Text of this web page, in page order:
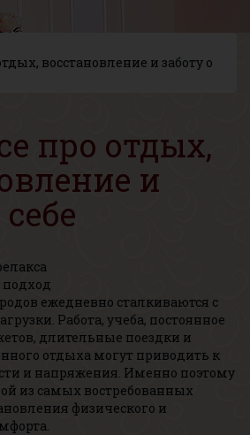
восстановление и заботу о
про отдых,
и
ежедневно сталкиваются с
Работа, учеба, постоянное
длительные поездки и
отдыха могут приводить к
и напряжения. Именно поэтому
из самых востребованных
физического и